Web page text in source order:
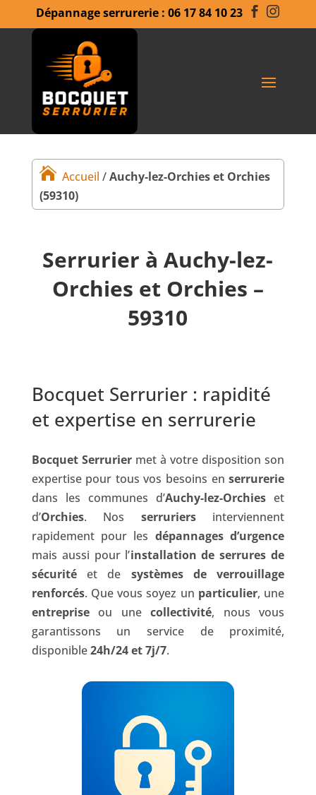
Dépannage serrurerie : 06 17 84 10 23  
 Accueil /Auchy-lez-Orchies et Orchies
(59310)
Serrurier à Auchy-lez-
Orchies et Orchies –
59310
Bocquet Serrurier : rapidité
et expertise en serrurerie
Bocquet Serruriermet à votre disposition son
expertise pour tous vos besoins enserrurerie
dans les communes d’Auchy-lez-Orchies et
d’Orchies. Nos serruriersinterviennent
rapidement pour les dépannages d’urgence
mais aussi pour l’installation de serrures de
sécuritéet de systèmes de verrouillage
renforcés. Que vous soyez un particulier, une
entrepriseou unecollectivité, nous vous
garantissons un service de proximité,
disponible24h/24 et 7j/7.